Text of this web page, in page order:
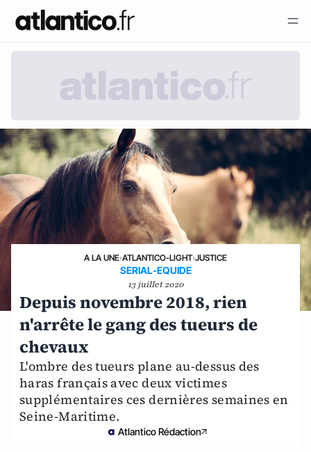
A LA UNE›ATLANTICO-LIGHT›JUSTICE
SERIAL-EQUIDE
13 juillet 2020
Depuis novembre 2018, rien
n'arrête le gang des tueurs de
chevaux
L'ombre des tueurs plane au-dessus des
haras français avec deux victimes
supplémentaires ces dernières semaines en
Seine-Maritime.
Atlantico Rédaction